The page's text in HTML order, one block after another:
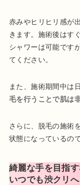
赤みやヒリヒリ感が
きます。施術後はす
シャワーは可能です
てください。
また、施術期間中は
毛を行うことで肌は
さらに、脱毛の施術
状態になっているの
綺麗な手を目指
いつでも渋クリ